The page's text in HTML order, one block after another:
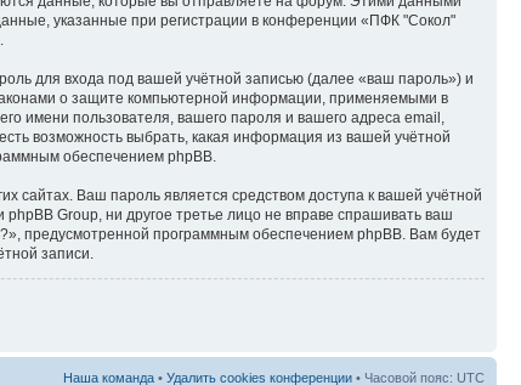
указанные при регистрации в конференции «ПФК "Сокол"
для входа под вашей учётной записью (далее «ваш пароль») и
о защите компьютерной информации, применяемыми в
имени пользователя, вашего пароля и вашего адреса email,
возможность выбрать, какая информация из вашей учётной
обеспечением phpBB.
сайтах. Ваш пароль является средством доступа к вашей учётной
Group, ни другое третье лицо не вправе спрашивать ваш
предусмотренной программным обеспечением phpBB. Вам будет
записи.
Наша команда • Удалить cookies конференции • Часовой пояс: UTC